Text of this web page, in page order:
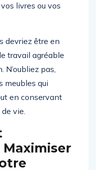
livres ou vos
devriez être en
travail agréable
pas,
meubles qui
en conservant
vie.